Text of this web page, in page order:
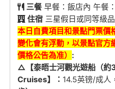
三餐早餐：飯店內 午餐
住宿 三星假日或同等級
本日自費項目和景點門票價
變化會有浮動，以景點官方
價格公告為准） :
△【泰晤士河觀光遊船（
Cruises】： 14.5英镑/成人